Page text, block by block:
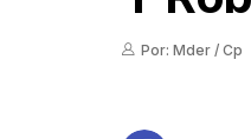
Por: Mder / Cp